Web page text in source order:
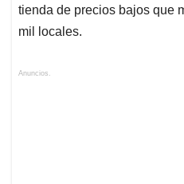
tienda de precios bajos que
mil locales.
Anuncios.